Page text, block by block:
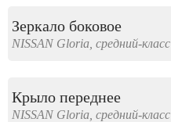
Зеркало боковое
NISSAN Gloria, средний-класс
Крыло переднее
NISSAN Gloria, средний-класс